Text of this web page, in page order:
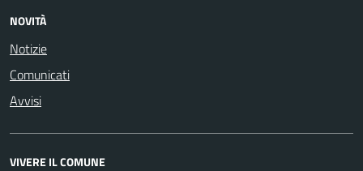
NOVITÀ
Notizie
Comunicati
Avvisi
VIVERE IL COMUNE